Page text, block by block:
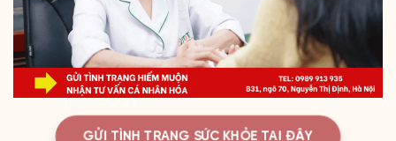
GỬI TÌNH TRẠNG SỨC KHỎE TẠI ĐÂY